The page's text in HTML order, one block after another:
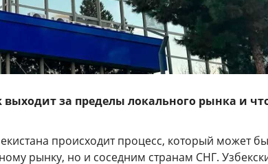
выходит за пределы локального рынка и
происходит процесс, который может
рынку, но и соседним странам СНГ.